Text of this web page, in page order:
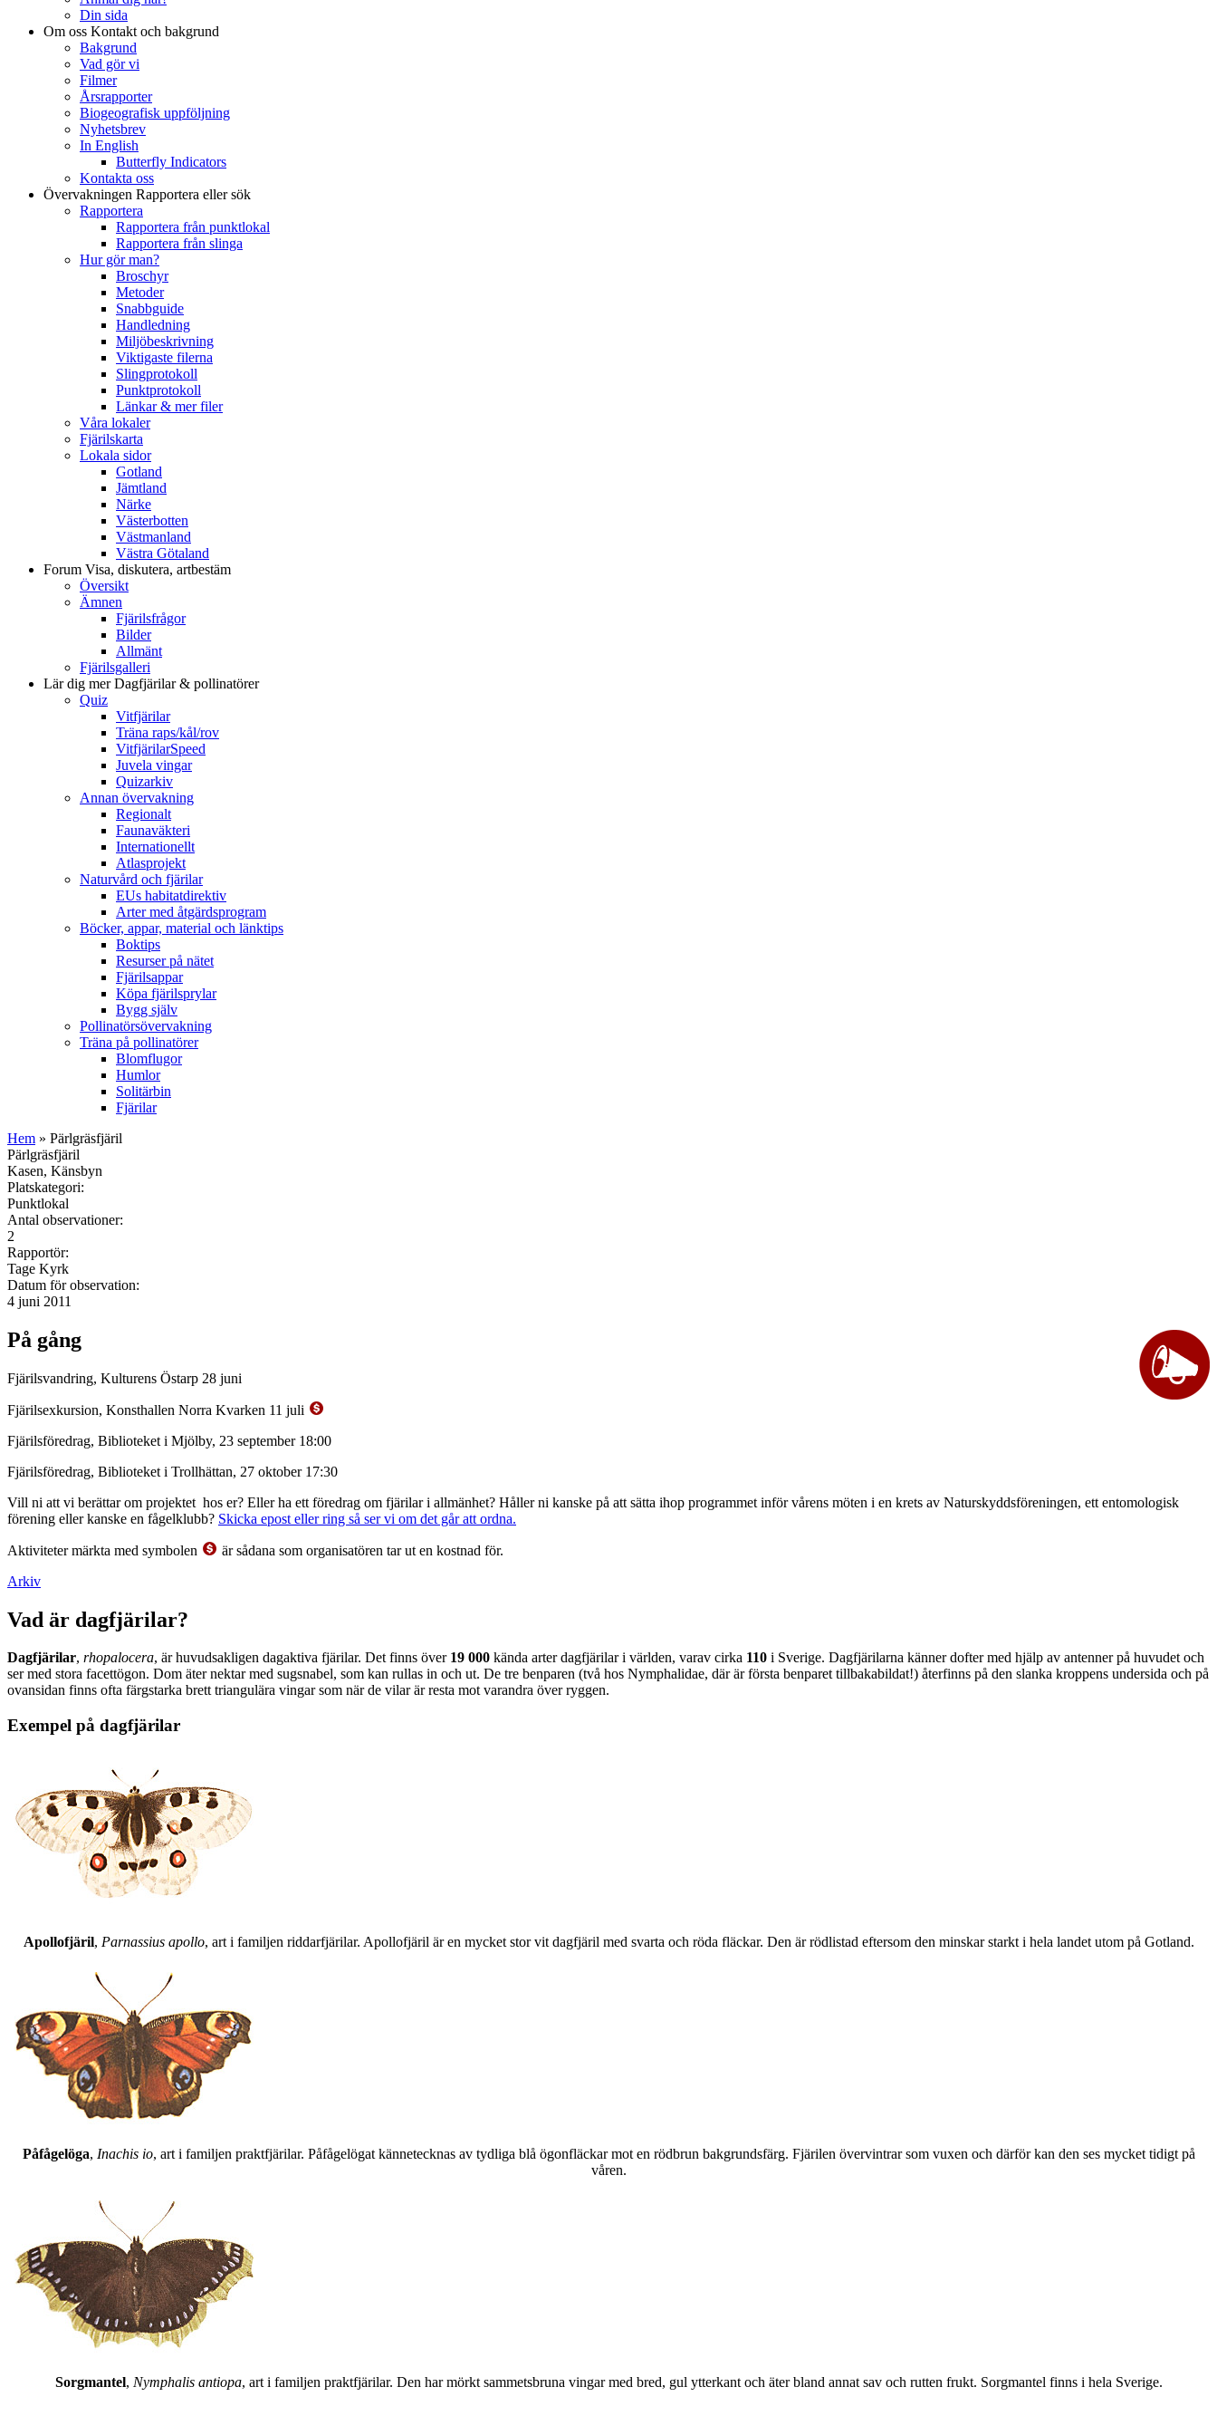
Din sida
Om oss Kontakt och bakgrund
Bakgrund
Vad gör vi
Filmer
Årsrapporter
Biogeografisk uppföljning
Nyhetsbrev
In English
Butterfly Indicators
Kontakta oss
Övervakningen Rapportera eller sök
Rapportera
Rapportera från punktlokal
Rapportera från slinga
Hur gör man?
Broschyr
Metoder
Snabbguide
Handledning
Miljöbeskrivning
Viktigaste filerna
Slingprotokoll
Punktprotokoll
Länkar & mer filer
Våra lokaler
Fjärilskarta
Lokala sidor
Gotland
Jämtland
Närke
Västerbotten
Västmanland
Västra Götaland
Forum Visa, diskutera, artbestäm
Översikt
Ämnen
Fjärilsfrågor
Bilder
Allmänt
Fjärilsgalleri
Lär dig merDagfjärilar & pollinatörer
Quiz
Vitfjärilar
Träna raps/kål/rov
VitfjärilarSpeed
Juvela vingar
Quizarkiv
Annan övervakning
Regionalt
Faunaväkteri
Internationellt
Atlasprojekt
Naturvård och fjärilar
EUs habitatdirektiv
Arter med åtgärdsprogram
Böcker, appar, material och länktips
Boktips
Resurser på nätet
Fjärilsappar
Köpa fjärilsprylar
Bygg själv
Pollinatörsövervakning
Träna på pollinatörer
Blomflugor
Humlor
Solitärbin
Fjärilar
Hem » Pärlgräsfjäril
Pärlgräsfjäril
Kasen, Känsbyn
Platskategori:
Punktlokal
Antal observationer:
2
Rapportör:
Tage Kyrk
Datum för observation:
4 juni 2011
På gång
Fjärilsvandring, Kulturens Östarp 28 juni
Fjärilsexkursion, Konsthallen Norra Kvarken 11 juli
Fjärilsföredrag, Biblioteket i Mjölby, 23 september 18:00
Fjärilsföredrag, Biblioteket i Trollhättan, 27 oktober 17:30
Vill ni att vi berättar om projektet hos er? Eller ha ett föredrag om fjärilar i allmänhet? Håller ni kanske på att sätta ihop programmet inför vårens möten i en krets av Naturskyddsföreningen, ett entomologisk
förening eller kanske en fågelklubb? Skicka epost eller ring så ser vi om det går att ordna.
Aktiviteter märkta med symbolen
är sådana som organisatören tar ut en kostnad för.
Arkiv
Vad är dagfjärilar?
Dagfjärilar, rhopalocera, är huvudsakligen dagaktiva fjärilar. Det finns över 19 000 kända arter dagfjärilar i världen, varav cirka 110 i Sverige. Dagfjärilarna känner dofter med hjälp av antenner på huvudet och
ser med stora facettögon. Dom äter nektar med sugsnabel, som kan rullas in och ut. De tre benparen (två hos Nymphalidae, där är första benparet tillbakabildat!) återfinns på den slanka kroppens undersida och på
ovansidan finns ofta färgstarka brett triangulära vingar som när de vilar är resta mot varandra över ryggen.
Exempel på dagfjärilar
Apollofjäril, Parnassius apollo, art i familjen riddarfjärilar. Apollofjäril är en mycket stor vit dagfjäril med svarta och röda fläckar. Den är rödlistad eftersom den minskar starkt i hela landet utom på Gotland.
Påfågelöga, Inachis io, art i familjen praktfjärilar. Påfågelögat kännetecknas av tydliga blå ögonfläckar mot en rödbrun bakgrundsfärg. Fjärilen övervintrar som vuxen och därför kan den ses mycket tidigt på
våren.
Sorgmantel, Nymphalis antiopa, art i familjen praktfjärilar. Den har mörkt sammetsbruna vingar med bred, gul ytterkant och äter bland annat sav och rutten frukt. Sorgmantel finns i hela Sverige.